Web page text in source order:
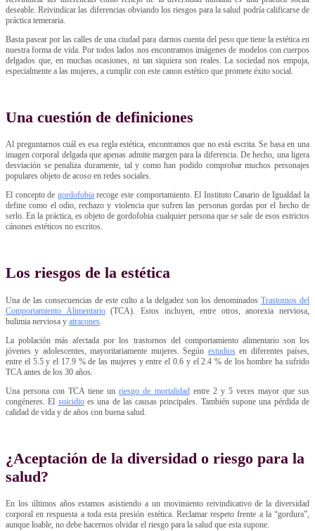
deseable. Reivindicar las diferencias obviando los riesgos para la salud podría calificarse de
práctica temeraria.
Basta pasear por las calles de una ciudad para darnos cuenta del peso que tiene la estética en
nuestra forma de vida. Por todos lados nos encontramos imágenes de modelos con cuerpos
delgados que, en muchas ocasiones, ni tan siquiera son reales. La sociedad nos empuja,
especialmente a las mujeres, a cumplir con este canon estético que promete éxito social.
Una cuestión de definiciones
Al preguntarnos cuál es esa regla estética, encontramos que no está escrita. Se basa en una
imagen corporal delgada que apenas admite margen para la diferencia. De hecho, una ligera
desviación se penaliza duramente, tal y como han podido comprobar muchos personajes
populares objeto de acoso en redes sociales.
El concepto de gordofobiarecoge este comportamiento. El Instituto Canario de Igualdad la
define como el odio, rechazo y violencia que sufren las personas gordas por el hecho de
serlo. En la práctica, es objeto de gordofobia cualquier persona que se sale de esos estrictos
cánones estéticos no escritos.
Los riesgos de la estética
Una de las consecuencias de este culto a la delgadez son los denominados Trastornos del
Comportamiento Alimentario(TCA). Estos incluyen, entre otros, anorexia nerviosa,
bulimia nerviosa y atracones
La población más afectada por los trastornos del comportamiento alimentario son los
jóvenes y adolescentes, mayoritariamente mujeres. Según estudiosen diferentes países,
entre el 5.5 y el 17.9 % de las mujeres y entre el 0.6 y el 2.4 % de los hombre ha sufrido
TCA antes de los 30 años.
Una persona con TCA tiene unriesgo de mortalidadentre 2 y 5 veces mayor que sus
congéneres. El suicidioes una de las causas principales. También supone una pérdida de
calidad de vida y de años con buena salud.
¿Aceptación de la diversidad o riesgo para la
salud?
En los últimos años estamos asistiendo a un movimiento reivindicativo de la diversidad
corporal en respuesta a toda esta presión estética. Reclamar respeto frente a la “gordura”,
aunque loable, no debe hacernos olvidar el riesgo para la salud que esta supone.